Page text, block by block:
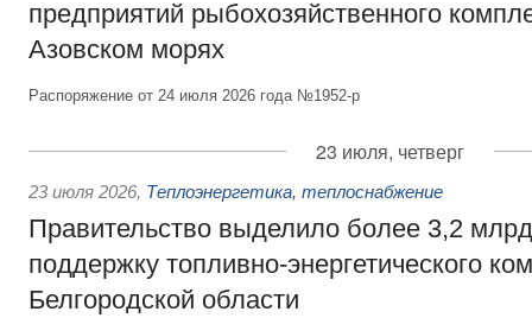
предприятий рыбохозяйственного
Азовском морях
Распоряжение от 24 июля 2026 года №1952-р
23 июля, четверг
23 июля 2026, Теплоэнергетика, теплоснабжение
Правительство выделило более 3,2
поддержку топливно-энергетического
Белгородской области